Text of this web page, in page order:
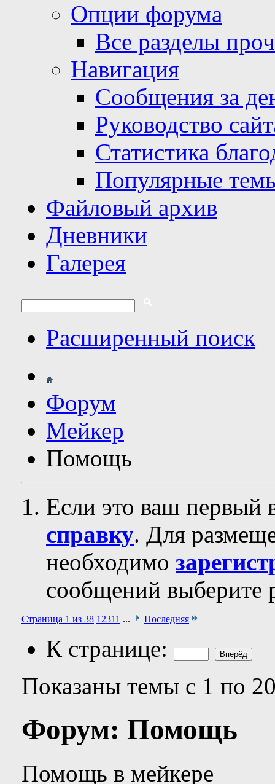
Опции форума
Все разделы
Навигация
Сообщения за
Руководство
Статистика
Популярные
Файловый архив
Дневники
Галерея
Расширенный поиск
Форум
Мейкер
Помощь
Если это ваш первый
справку. Для
необходимо
сообщений выберите
Страница 1 из 38 1 2311 ... Последняя
К странице:
Показаны темы с 1 по
Форум: Помощь
Помощь в мейкере